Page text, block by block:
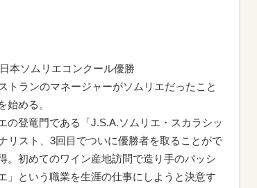
本ソムリエコンクール優勝
トランのマネージャーがソムリエだったこと
める。
の登竜門である「J.S.A.ソムリエ・スカラシッ
リスト、3回目でついに優勝者を取ることがで
。初めてのワイン産地訪問で造り手のパッシ
」という職業を生涯の仕事にしようと決意す